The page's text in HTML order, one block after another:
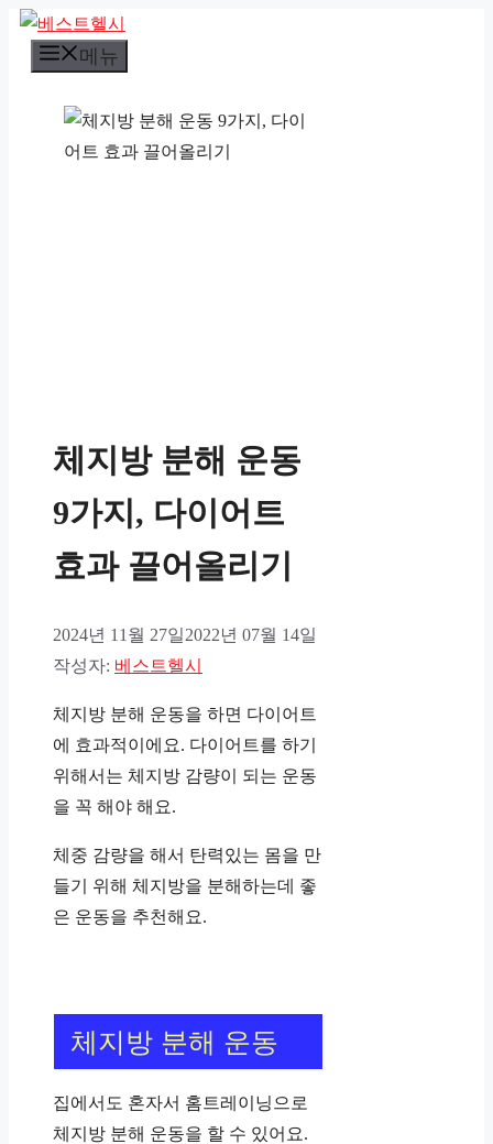
컨
메뉴
체지방 분해 운동
9가지, 다이어트
효과 끌어올리기
2024년 11월 27일2022년 07월 14일
작성자: 베스트헬시
체지방 분해 운동을 하면 다이어트
에 효과적이에요. 다이어트를 하기
위해서는 체지방 감량이 되는 운동
을 꼭 해야 해요.
체중 감량을 해서 탄력있는 몸을 만
들기 위해 체지방을 분해하는데 좋
은 운동을 추천해요.
체지방 분해 운동
집에서도 혼자서 홈트레이닝으로
체지방 분해 운동을 할 수 있어요.